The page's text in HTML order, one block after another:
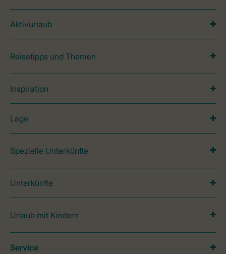
Aktivurlaub
Reisetipps und Themen
Inspiration
Lage
Spezielle Unterkünfte
Unterkünfte
Urlaub mit Kindern
Service